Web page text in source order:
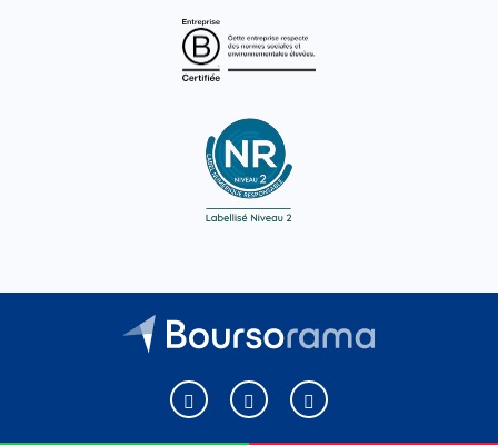
Boursorama sur Facebook
Boursorama sur XBoursorama sur